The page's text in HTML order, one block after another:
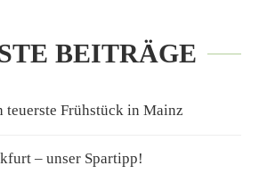
BEITRÄGE
teuerste Frühstück in Mainz
– unser Spartipp!